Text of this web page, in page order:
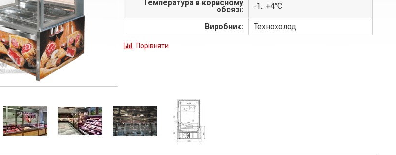
Температура в корисному
обсязі: -1.. +4°С
Виробник: Технохолод
Порівняти